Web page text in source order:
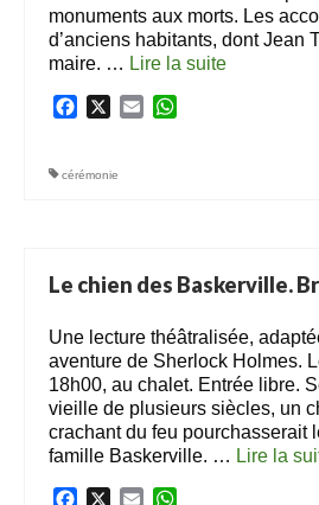
monuments aux morts. Les
d’anciens habitants, dont Jean
maire. … Lire la suite­­
FacebookEmail
cérémonie
Le chien des Baskerville.
Une lecture théâtralisée,
aventure de Sherlock Holmes.
18h00, au chalet. Entrée libre.
vieille de plusieurs siècles, un
crachant du feu pourchasserait
famille Baskerville. … Lire la
FacebookEmail